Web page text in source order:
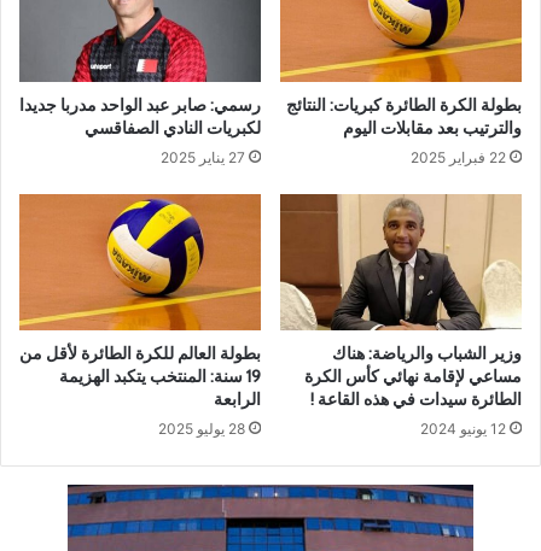
بطولة الكرة الطائرة كبريات: النتائج
والترتيب بعد مقابلات اليوم
22 فبراير 2025
رسمي: صابر عبد الواحد مدربا جديدا
لكبريات النادي الصفاقسي
27 يناير 2025
وزير الشباب والرياضة: هناك
مساعي لإقامة نهائي كأس الكرة
الطائرة سيدات في هذه القاعة !
12 يونيو 2024
بطولة العالم للكرة الطائرة لأقل من
19 سنة: المنتخب يتكبد الهزيمة
الرابعة
28 يوليو 2025